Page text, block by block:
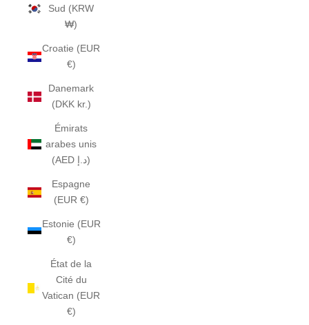
Sud (KRW
₩)
Croatie (EUR
€)
Danemark
(DKK kr.)
Émirats
arabes unis
(AED د.إ)
Espagne
(EUR €)
Estonie (EUR
€)
État de la
Cité du
Vatican (EUR
€)